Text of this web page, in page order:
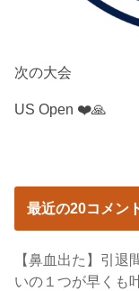
次の大会
US Open ❤️🙏
最近の20コメン
【鼻血出た】引
いの１つが早くも